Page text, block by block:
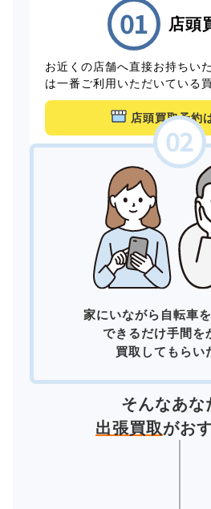
店頭
お近くの店舗へ直接お持ちい
は一番ご利用いただいている
店頭買取予約
家にいながら自転車を
できるだけ手間を
買取してもらい
そんなあな
出張買取がお